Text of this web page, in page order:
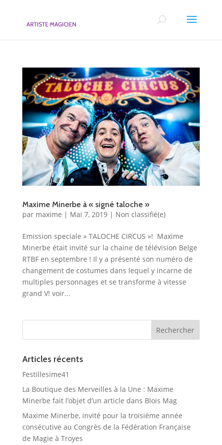
Maxime Minerbe à « signé taloche »
par maxime | Mai 7, 2019| Non classifié(e)
Emission speciale » TALOCHE CIRCUS »! Maxime
Minerbe était invité sur la chaine de télévision Belge
RTBF en septembre ! Il y a présenté son numéro de
changement de costumes dans lequel y incarne de
multiples personnages et se transforme à vitesse
grand V! voir...
Articles récents
Festillesime41
La Boutique des Merveilles à la Une : Maxime
Minerbe fait l’objet d’un article dans Blois Mag
Maxime Minerbe, invité pour la troisième année
consécutive au Congrès de la Fédération Française
de Magie à Troyes